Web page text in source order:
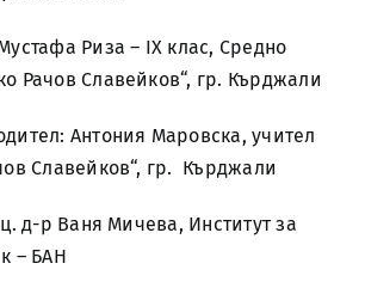
Риза – IX клас, Средно
Рачов Славейков“, гр. Кърджали
Антония Маровска, учител
Славейков“, гр. Кърджали
д-р Ваня Мичева, Институт за
– БАН